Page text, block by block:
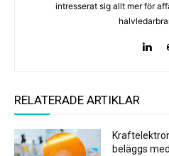
intresserat sig allt mer för
RELATERADE ARTIKLAR
beläggs